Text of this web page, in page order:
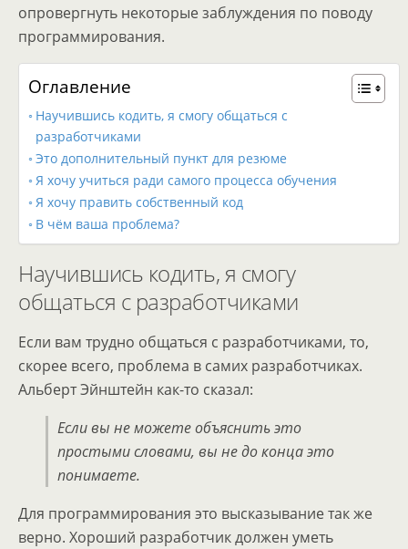
опровергнуть некоторые заблуждения по поводу
программирования.
Оглавление
Научившись кодить, я смогу общаться с
разработчиками
Это дополнительный пункт для резюме
Я хочу учиться ради самого процесса обучения
Я хочу править собственный код
В чём ваша проблема?
Научившись кодить, я смогу
общаться с разработчиками
Если вам трудно общаться с разработчиками, то,
скорее всего, проблема в самих разработчиках.
Альберт Эйнштейн как-то сказал:
Если вы не можете объяснить это
простыми словами, вы не до конца это
понимаете.
Для программирования это высказывание так же
верно. Хороший разработчик должен уметь